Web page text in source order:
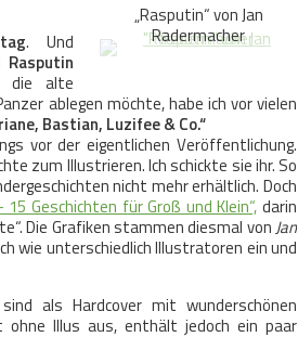
„Rasputin“ von Jan
Radermacher
. Und
Rasputin
die alte
ablegen möchte, habe ich vor vielen
Bastian, Luzifee & Co.“
vor der eigentlichen Veröffentlichung.
zum Illustrieren. Ich schickte sie ihr. So
nicht mehr erhältlich. Doch
15 Geschichten für Groß und Klein“, darin
Die Grafiken stammen diesmal von Jan
wie unterschiedlich Illustratoren ein und
als Hardcover mit wunderschönen
ohne Illus aus, enthält jedoch ein paar